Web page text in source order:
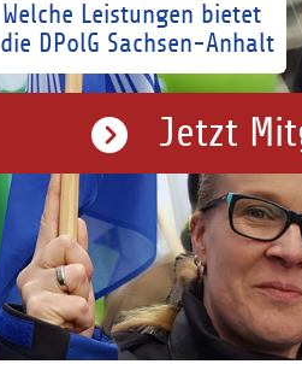
Welche Leistungen bietet
die DPolG Sachsen-Anhalt
Jetzt